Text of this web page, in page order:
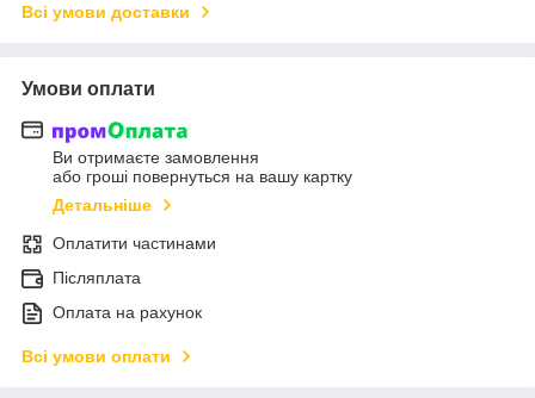
Всі умови доставки
Умови оплати
Ви отримаєте замовлення
або гроші повернуться на вашу картку
Детальніше
Оплатити частинами
Післяплата
Оплата на рахунок
Всі умови оплати